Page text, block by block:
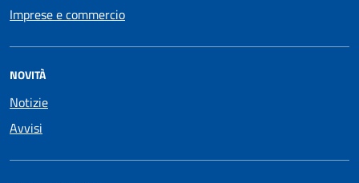
Imprese e commercio
NOVITÀ
Notizie
Avvisi